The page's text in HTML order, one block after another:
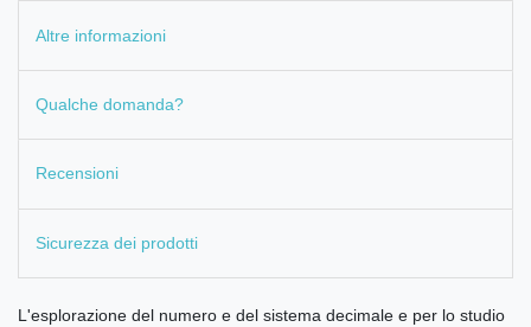
Altre informazioni
Qualche domanda?
Recensioni
Sicurezza dei prodotti
L'esplorazione del numero e del sistema decimale e per lo studio